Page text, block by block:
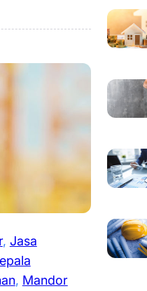
, Jasa
, Mandor